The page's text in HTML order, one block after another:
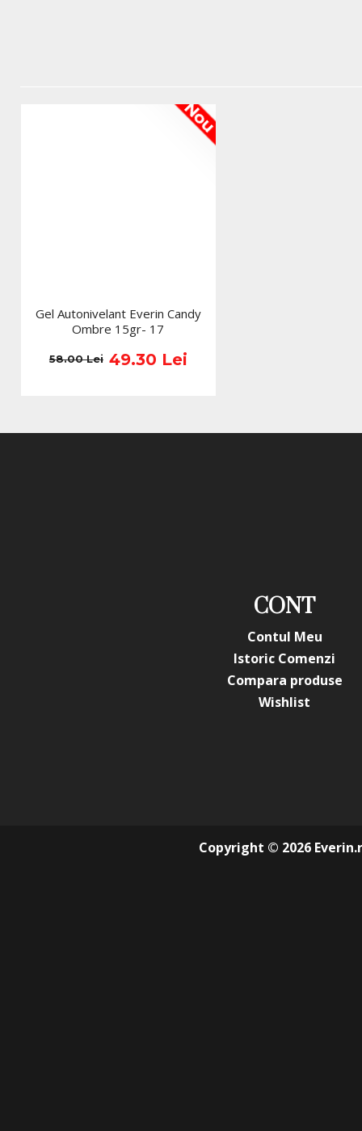
Nou
Gel Autonivelant Everin Candy
Ombre 15gr- 17
49.30 Lei
58.00 Lei
CONT
Contul Meu
Istoric Comenzi
Compara produse
Wishlist
Copyright © 2026